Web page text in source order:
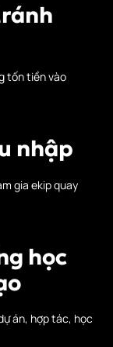
tốn tiền vào
nhập
gia ekip quay
học
án, hợp tác, học